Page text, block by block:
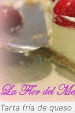
Tarta fría de